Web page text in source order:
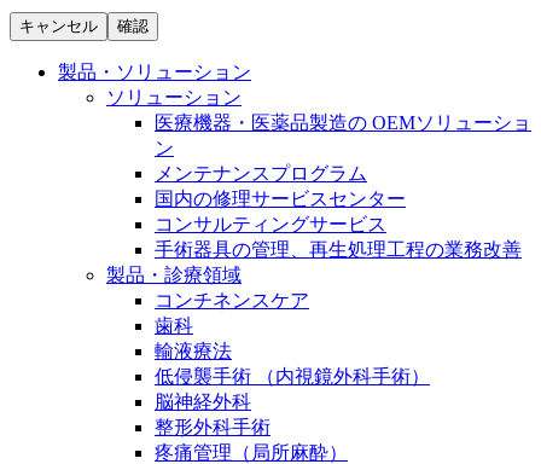
製品ポートフォリオ​
こちらの製品ポートフォリオからも、製品をお探しい
ただくことができます。
膝関節の構造とその疾患
身体の中で最も大きい関節である膝関節。日常の生活
を支える、その機能や特徴とは？傷めてしまった場合
には、どのような治療の選択肢があるのでしょう。
採用情報
ビー・ブラウンエースクラッﾌﾟで新たな可能性を見つ
けませんか？現在募集中のポジションをご覧いただけ
ます。
会社
私たちの責任
ニューススペース
キャンセル 確認
製品・ソリューション
ソリューション
医療機器・医薬品製造の OEMソリューショ
ン
メンテナンスプログラム
国内の修理サービスセンター
コンサルティングサービス
手術器具の管理、再生処理工程の業務改善
製品・診療領域
コンチネンスケア
歯科
輸液療法
低侵襲手術 （内視鏡外科手術）
脳神経外科
整形外科手術
疼痛管理（局所麻酔）